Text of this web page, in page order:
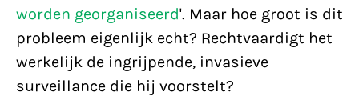
worden georganiseerd'. Maar hoe groot is dit
probleem eigenlijk echt? Rechtvaardigt het
werkelijk de ingrijpende, invasieve
surveillance die hij voorstelt?